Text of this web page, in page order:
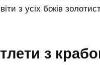
з усіх боків
з